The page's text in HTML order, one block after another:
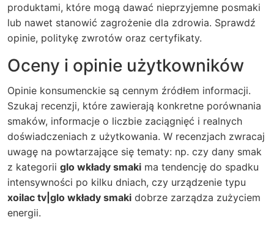
produktami, które mogą dawać nieprzyjemne posmaki
lub nawet stanowić zagrożenie dla zdrowia. Sprawdź
opinie, politykę zwrotów oraz certyfikaty.
Oceny i opinie użytkowników
Opinie konsumenckie są cennym źródłem informacji.
Szukaj recenzji, które zawierają konkretne porównania
smaków, informacje o liczbie zaciągnięć i realnych
doświadczeniach z użytkowania. W recenzjach zwracaj
uwagę na powtarzające się tematy: np. czy dany smak
z kategorii glo wkłady smaki ma tendencję do spadku
intensywności po kilku dniach, czy urządzenie typu
xoilac tv|glo wkłady smaki dobrze zarządza zużyciem
energii.